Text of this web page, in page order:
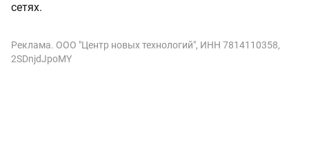
сетях.
Реклама. ООО "Центр новых технологий", ИНН 7814110358,
2SDnjdJpoMY